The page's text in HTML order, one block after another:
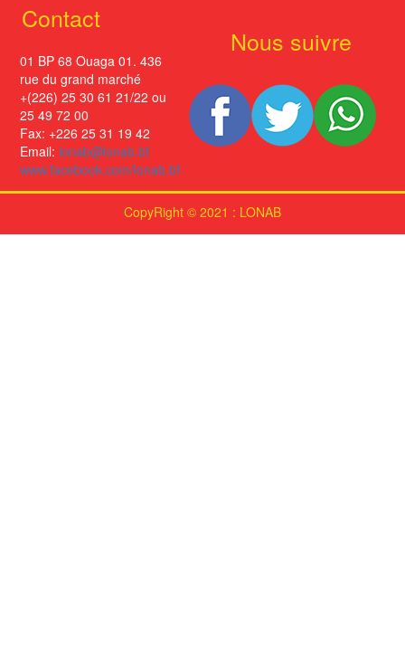
Contact
01 BP 68 Ouaga 01. 436
rue du grand marché
+(226) 25 30 61 21/22 ou
25 49 72 00
Fax: +226 25 31 19 42
Email: lonab@lonab.bf
www.facebook.com/lonab.bf
Nous suivre
CopyRight © 2021 : LONAB